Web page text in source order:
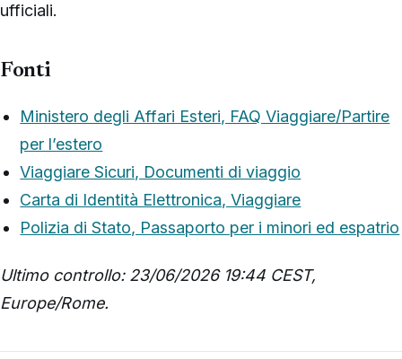
ufficiali.
Fonti
Ministero degli Affari Esteri, FAQ Viaggiare/Partire
per l’estero
Viaggiare Sicuri, Documenti di viaggio
Carta di Identità Elettronica, Viaggiare
Polizia di Stato, Passaporto per i minori ed espatrio
Ultimo controllo: 23/06/2026 19:44 CEST,
Europe/Rome.